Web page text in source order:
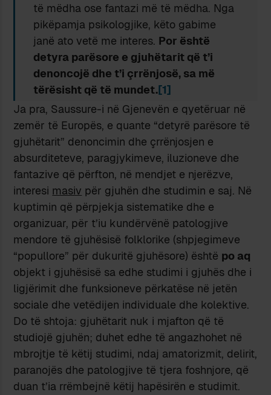
të mëdha ose fantazi më të mëdha. Nga
pikëpamja psikologjike, këto gabime
janë ato vetë me interes. Por është
detyra parësore e gjuhëtarit që t’i
denoncojë dhe t’i çrrënjosë, sa më
tërësisht që të mundet.[1]
Ja pra, Saussure-i në Gjenevën e qyetëruar në
zemër të Europës, e quante “detyrë parësore të
gjuhëtarit” denoncimin dhe çrrënjosjen e
absurditeteve, paragjykimeve, iluzioneve dhe
fantazive që përfton, në mendjet e njerëzve,
interesi masiv për gjuhën dhe studimin e saj. Në
kuptimin që përpjekja sistematike dhe e
organizuar, për t’iu kundërvënë patologjive
mendore të gjuhësisë folklorike (shpjegimeve
“popullore” për dukuritë gjuhësore) është po aq
objekt i gjuhësisë sa edhe studimi i gjuhës dhe i
ligjërimit dhe funksioneve përkatëse në jetën
sociale dhe vetëdijen individuale dhe kolektive.
Do të shtoja: gjuhëtarit nuk i mjafton që të
studiojë gjuhën; duhet edhe të angazhohet në
mbrojtje të këtij studimi, ndaj amatorizmit, delirit,
paranojës dhe patologjive të tjera foshnjore, që
duan t’ia rrëmbejnë këtij hapësirën e studimit.